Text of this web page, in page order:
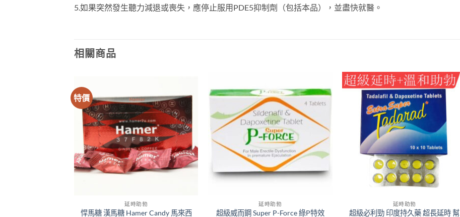
5.如果突然發生聽力減退或喪失，應停止服用PDE5抑制劑（包括本品），並盡快就醫。
相關商品
特價
延時助勃
悍馬糖 漢馬糖 Hamer Candy 馬來西
延時助勃
超級威而鋼 Super P-Force 綠P特效
延時助勃
超級必利勁 印度持久藥 超長延時 幫